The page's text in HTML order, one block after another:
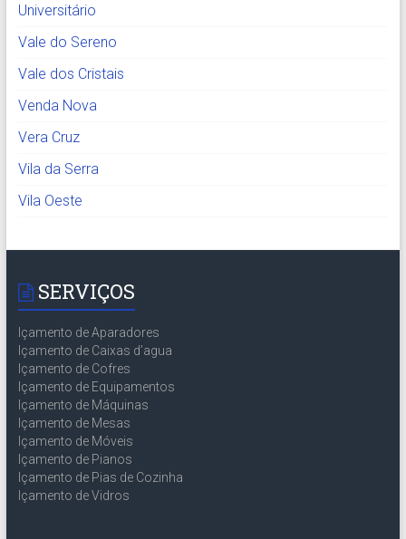
Universitário
Vale do Sereno
Vale dos Cristais
Venda Nova
Vera Cruz
Vila da Serra
Vila Oeste
SERVIÇOS
Içamento de Aparadores
Içamento de Caixas d’agua
Içamento de Cofres
Içamento de Equipamentos
Içamento de Máquinas
Içamento de Mesas
Içamento de Móveis
Içamento de Pianos
Içamento de Pias de Cozinha
Içamento de Vidros